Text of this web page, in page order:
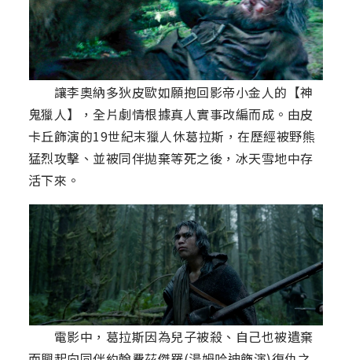
讓李奧納多狄皮歐如願抱回影帝小金人的【神
鬼獵人】，全片劇情根據真人實事改編而成。由皮
卡丘飾演的19世紀末獵人休葛拉斯，在歷經被野熊
猛烈攻擊、並被同伴拋棄等死之後，冰天雪地中存
活下來。
電影中，葛拉斯因為兒子被殺、自己也被遺棄